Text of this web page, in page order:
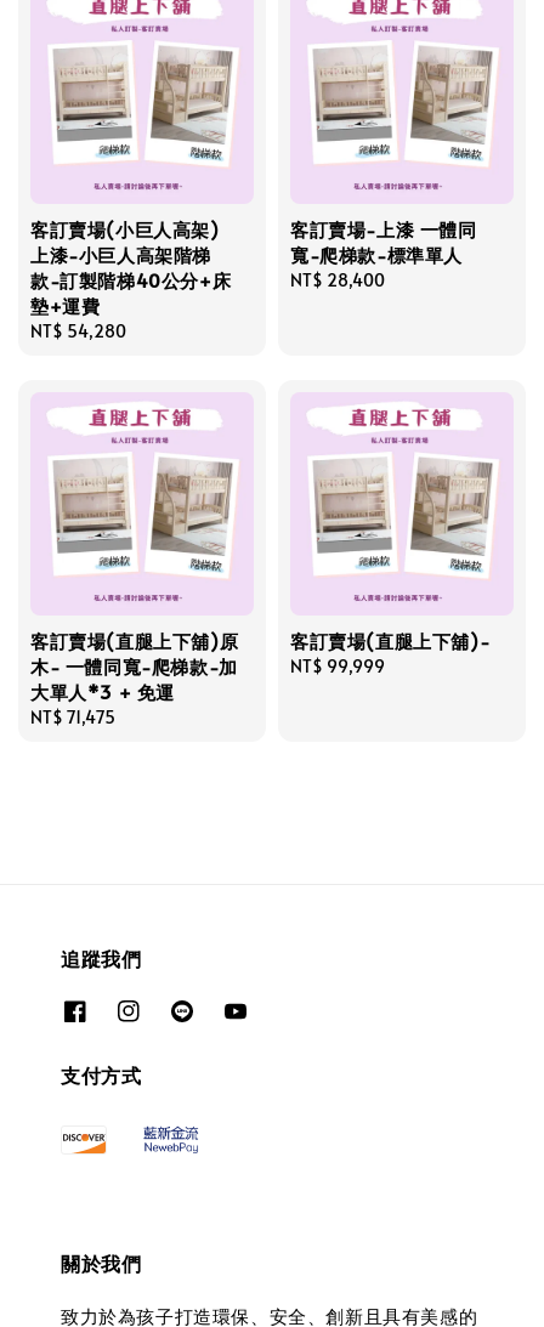
客訂賣場(小巨人高架)
上漆-小巨人高架階梯
款-訂製階梯40公分+床
墊+運費
Regular
NT$ 54,280
客訂賣場-上漆 一體同
寬-爬梯款-標準單人
Regular
NT$ 28,400
客訂賣場(直腿上下舖)原
木- 一體同寬-爬梯款-加
大單人*3 + 免運
Regular
NT$ 71,475
客訂賣場(直腿上下舖)-
Regular
NT$ 99,999
追蹤我們
支付方式
關於我們
致力於為孩子打造環保、安全、創新且具有美感的